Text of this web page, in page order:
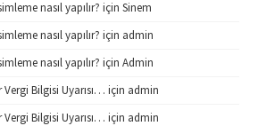
nasıl yapılır? için Sinem
nasıl yapılır? için admin
nasıl yapılır? için Admin
Bilgisi Uyarısı… için admin
Bilgisi Uyarısı… için admin